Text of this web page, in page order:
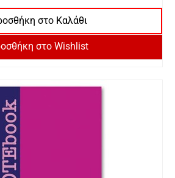
στο Καλάθι
στο Wishlist